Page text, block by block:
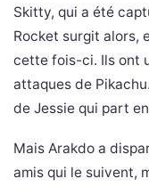
Skitty, qui a été
Rocket surgit alors,
cette fois-ci. Ils ont
attaques de
de Jessie qui part
Mais Arakdo a
amis qui le suivent,